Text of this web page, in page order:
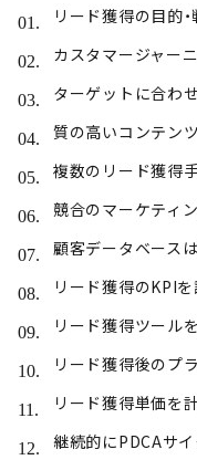
リード獲得の目的
カスタマージャー
ターゲットに合わ
質の高いコンテン
複数のリード獲得
競合のマーケティ
顧客データベース
リード獲得のKPI
リード獲得ツール
リード獲得後のプ
リード獲得単価を
継続的にPDCAサ